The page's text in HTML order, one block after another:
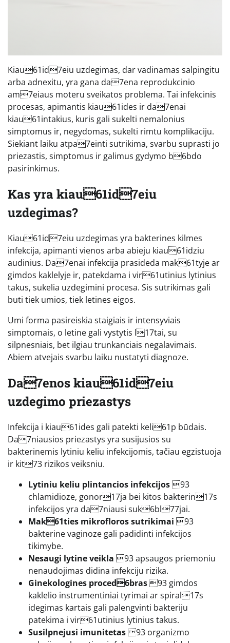
Kiau61id7eiu uzdegimas, dar vadinamas salpingitu
arba adnexitu, yra gana da7ena reprodukcinio
am7eiaus moteru sveikatos problema. Tai infekcinis
procesas, apimantis kiau61ides ir da7enai
kiau61intakius, kuris gali sukelti nemalonius
simptomus ir, negydomas, sukelti rimtu komplikaciju.
Siekiant laiku atpa7einti sutrikima, svarbu suprasti jo
priezastis, simptomus ir galimus gydymo b6bdo
pasirinkimus.
Kas yra kiau61id7eiu
uzdegimas?
Kiau61id7eiu uzdegimas yra bakterines kilmes
infekcija, apimanti vienos arba abieju kiau61idziu
audinius. Da7enai infekcija prasideda mak61tyje ar
gimdos kaklelyje ir, patekdama i vir61utinius lytinius
takus, sukelia uzdegimini procesa. Sis sutrikimas gali
buti tiek umios, tiek letines eigos.
Umi forma pasireiskia staigiais ir intensyviais
simptomais, o letine gali vystytis l17tai, su
silpnesniais, bet ilgiau trunkanciais negalavimais.
Abiem atvejais svarbu laiku nustatyti diagnoze.
Da7enos kiau61id7eiu
uzdegimo priezastys
Infekcija i kiau61ides gali patekti keli61p būdais.
Da7niausios priezastys yra susijusios su
bakterinemis lytiniu keliu infekcijomis, tačiau egzistuoja
ir kit73 rizikos veiksniu.
Lytiniu keliu plintancios infekcijos93
chlamidioze, gonor17ja bei kitos bakterin17s
infekcijos yra da7niausi suk6bl77jai.
Mak61ties mikrofloros sutrikimai 93
bakterine vaginoze gali padidinti infekcijos
tikimybe.
Nesaugi lytine veikla 93 apsaugos priemoniu
nenaudojimas didina infekciju rizika.
Ginekologines proced6bras93 gimdos
kaklelio instrumentiniai tyrimai ar spiral17s
idegimas kartais gali palengvinti bakteriju
patekima i vir61utinius lytinius takus.
Susilpnejusi imunitetas93 organizmo